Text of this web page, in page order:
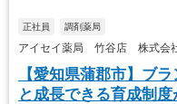
正社員 調剤薬局
アイセイ薬局 竹谷店 株式会
【愛知県蒲郡市】ブ
と成長できる育成制度